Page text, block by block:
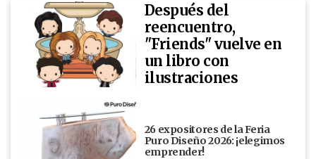
Después del
reencuentro,
"Friends" vuelve en
un libro con
ilustraciones
26 expositores de la Feria
Puro Diseño 2026: ¡elegimos
emprender!